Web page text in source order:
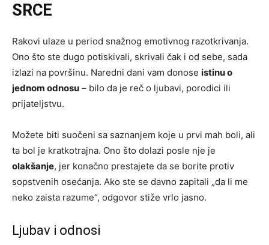
SRCE
Rakovi ulaze u period snažnog emotivnog razotkrivanja.
Ono što ste dugo potiskivali, skrivali čak i od sebe, sada
izlazi na površinu. Naredni dani vam donose istinu o
jednom odnosu – bilo da je reč o ljubavi, porodici ili
prijateljstvu.
Možete biti suočeni sa saznanjem koje u prvi mah boli, ali
ta bol je kratkotrajna. Ono što dolazi posle nje je
olakšanje, jer konačno prestajete da se borite protiv
sopstvenih osećanja. Ako ste se davno zapitali „da li me
neko zaista razume“, odgovor stiže vrlo jasno.
Ljubav i odnosi